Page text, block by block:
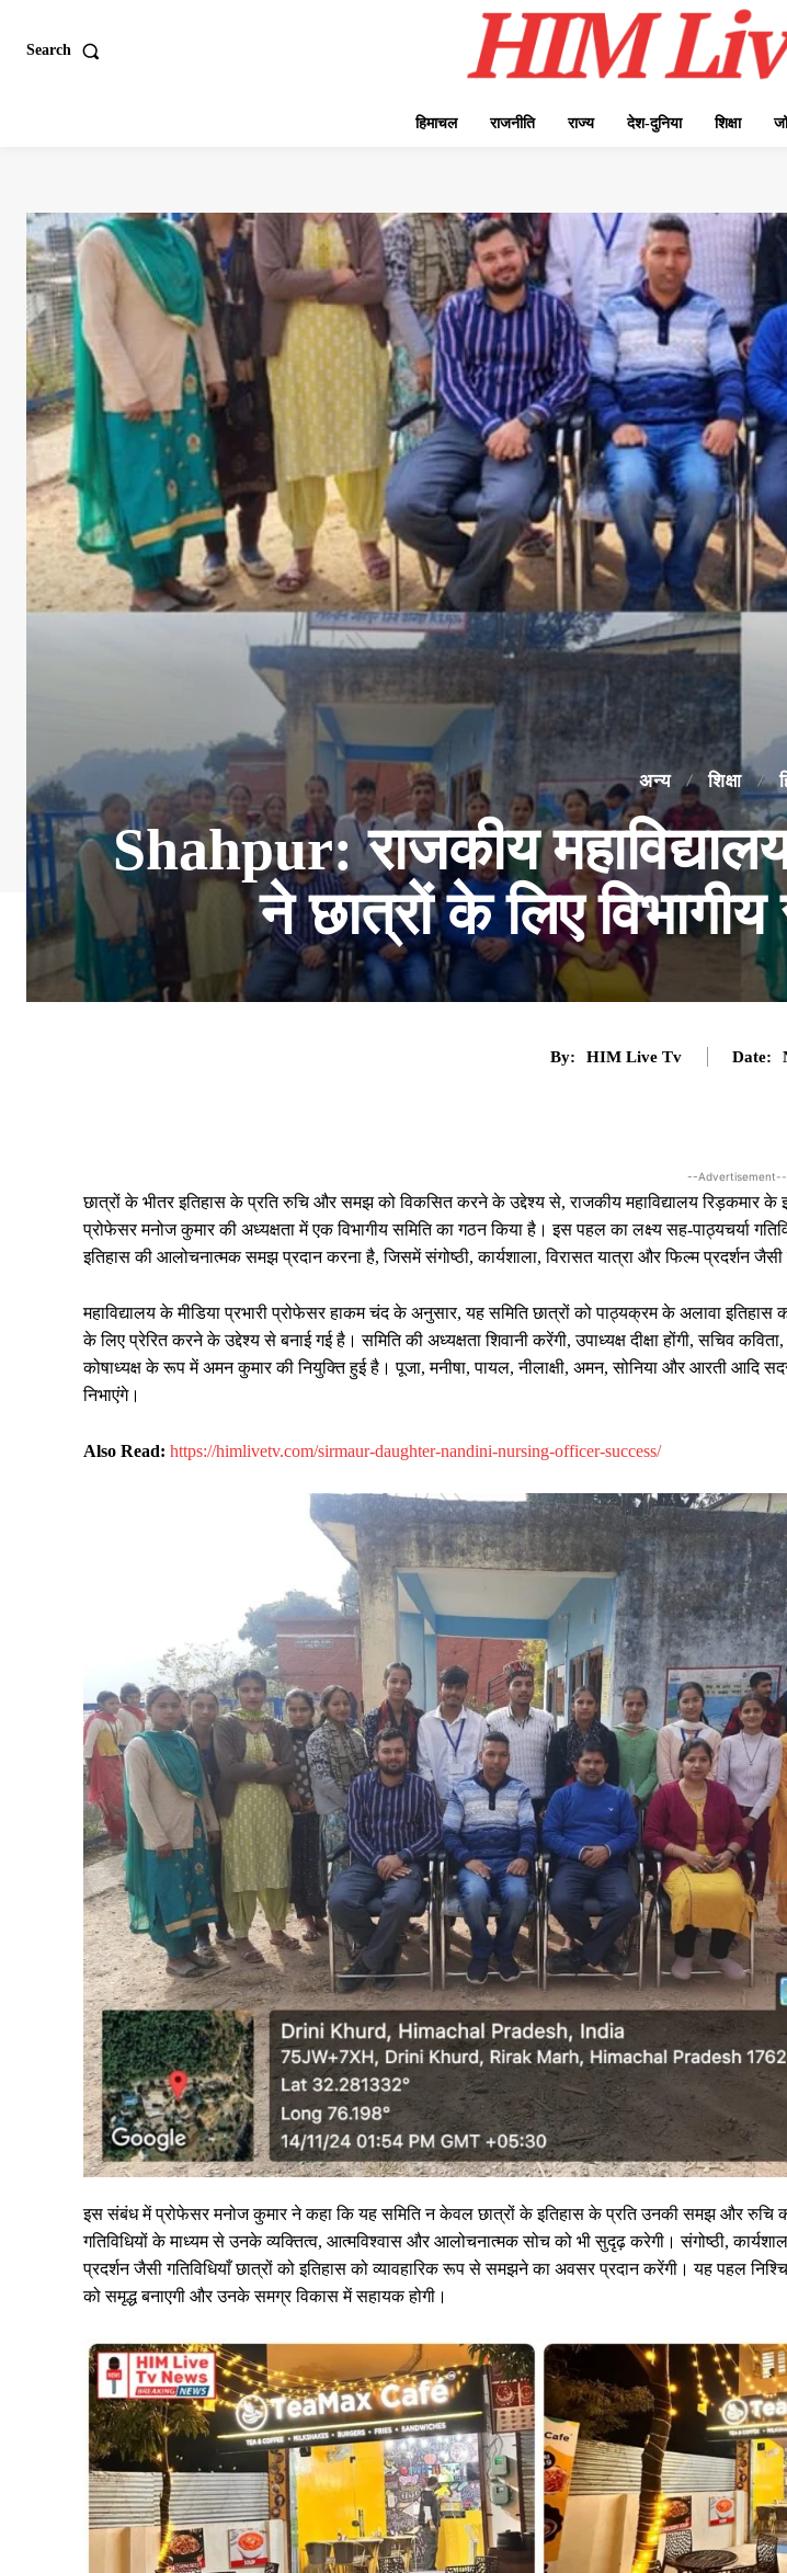
Search
हिमाचल राजनीति राज्य देश-दुनिया शिक्षा
अन्य शिक्षा
Shahpur: राजकीय
ने छात्रों के लिए
By: HIM Live Tv Date:
--Advertisement--
छात्रों के भीतर इतिहास के प्रति रुचि और समझ को विकसित करने के उद्देश्य से, राजकीय महाविद्यालय रिड़कमार के
प्रोफेसर मनोज कुमार की अध्यक्षता में एक विभागीय समिति का गठन किया है। इस पहल का लक्ष्य सह-पाठ्यचर्या
इतिहास की आलोचनात्मक समझ प्रदान करना है, जिसमें संगोष्ठी, कार्यशाला, विरासत यात्रा और फिल्म प्रदर्शन जैसी
महाविद्यालय के मीडिया प्रभारी प्रोफेसर हाकम चंद के अनुसार, यह समिति छात्रों को पाठ्यक्रम के अलावा इतिहास
के लिए प्रेरित करने के उद्देश्य से बनाई गई है। समिति की अध्यक्षता शिवानी करेंगी, उपाध्यक्ष दीक्षा होंगी, सचिव
कोषाध्यक्ष के रूप में अमन कुमार की नियुक्ति हुई है। पूजा, मनीषा, पायल, नीलाक्षी, अमन, सोनिया और आरती आदि
निभाएंगे।
Also Read: https://himlivetv.com/sirmaur-daughter-nandini-nursing-officer-success/
इस संबंध में प्रोफेसर मनोज कुमार ने कहा कि यह समिति न केवल छात्रों के इतिहास के प्रति उनकी समझ और रुचि को
गतिविधियों के माध्यम से उनके व्यक्तित्व, आत्मविश्वास और आलोचनात्मक सोच को भी सुदृढ़ करेगी। संगोष्ठी,
प्रदर्शन जैसी गतिविधियाँ छात्रों को इतिहास को व्यावहारिक रूप से समझने का अवसर प्रदान करेंगी। यह पहल
को समृद्ध बनाएगी और उनके समग्र विकास में सहायक होगी।